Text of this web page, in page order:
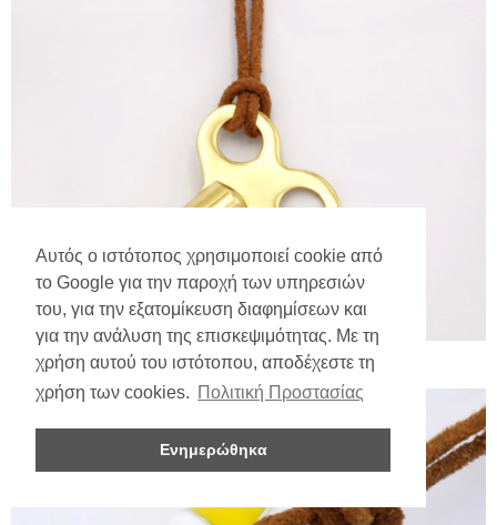
Αυτός ο ιστότοπος χρησιμοποιεί cookie από
το Google για την παροχή των υπηρεσιών
του, για την εξατομίκευση διαφημίσεων και
για την ανάλυση της επισκεψιμότητας. Με τη
χρήση αυτού του ιστότοπου, αποδέχεστε τη
χρήση των cookies. Πολιτική Προστασίας
Ενημερώθηκα